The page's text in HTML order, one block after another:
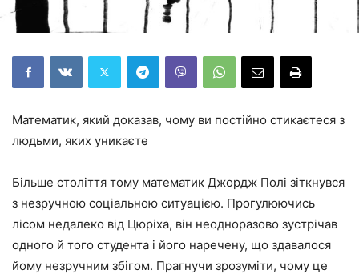
Математик, який доказав, чому ви постійно стикаєтеся з
людьми, яких уникаєте
Більше століття тому математик Джордж Полі зіткнувся
з незручною соціальною ситуацією. Прогулюючись
лісом недалеко від Цюріха, він неодноразово зустрічав
одного й того студента і його наречену, що здавалося
йому незручним збігом. Прагнучи зрозуміти, чому це